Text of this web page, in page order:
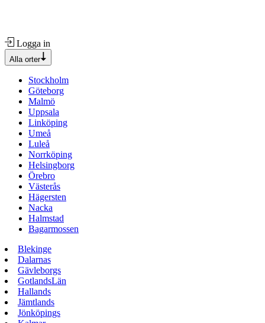
Logga in
Alla orter
Stockholm
Göteborg
Malmö
Uppsala
Linköping
Umeå
Luleå
Norrköping
Helsingborg
Örebro
Västerås
Hägersten
Nacka
Halmstad
Bagarmossen
Blekinge
Dalarnas
Gävleborgs
GotlandsLän
Hallands
Jämtlands
Jönköpings